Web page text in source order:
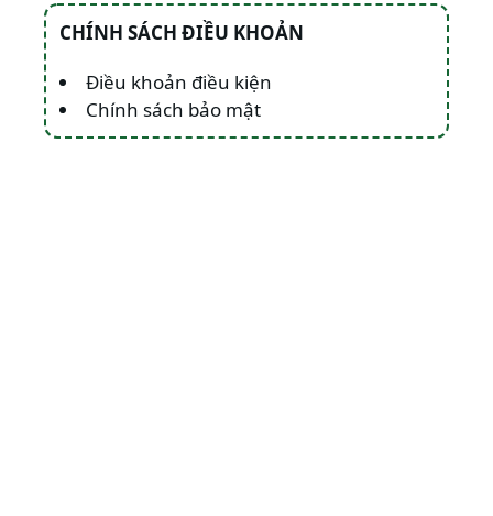
CHÍNH SÁCH ĐIỀU KHOẢN
Điều khoản điều kiện
Chính sách bảo mật